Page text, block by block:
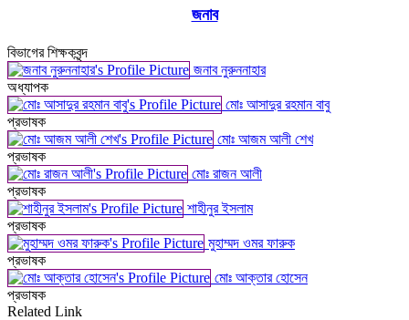
জনাব
বিভাগের শিক্ষকবৃন্দ
জনাব নুরুননাহার
অধ্যাপক
মোঃ আসাদুর রহমান বাবু
প্রভাষক
মোঃ আজম আলী শেখ
প্রভাষক
মোঃ রাজন আলী
প্রভাষক
শাহীনুর ইসলাম
প্রভাষক
মুহাম্মদ ওমর ফারুক
প্রভাষক
মোঃ আক্তার হোসেন
প্রভাষক
Related Link